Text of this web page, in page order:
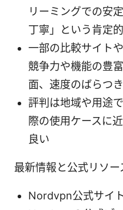
リーミングでの安
丁寧」という肯定
一部の比較サイト
競争力や機能の豊
面、速度のばらつ
評判は地域や用途
際の使用ケースに
良い
最新情報と公式リソー
Nordvpn公式サイト